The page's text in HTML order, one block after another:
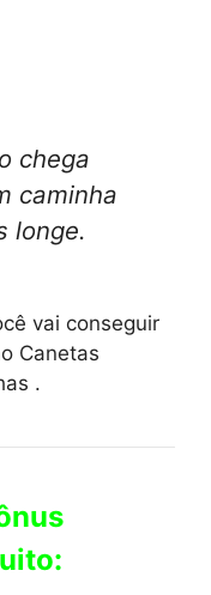
chega
caminha
longe.
vai conseguir
Canetas
.